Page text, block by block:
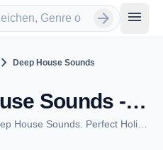
arrow_forward menu
chevron_right Deep House Sounds
Deep House Sounds - Weimar